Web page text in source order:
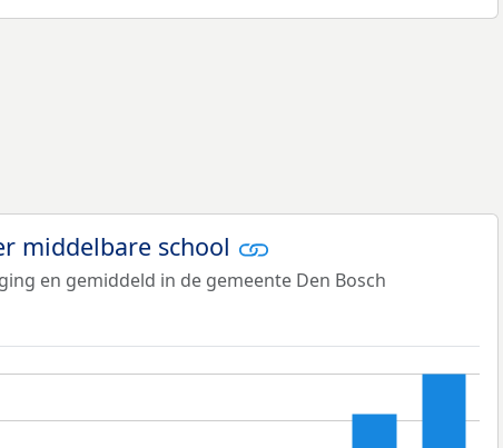
middelbare school
en gemiddeld in de gemeente Den Bosch